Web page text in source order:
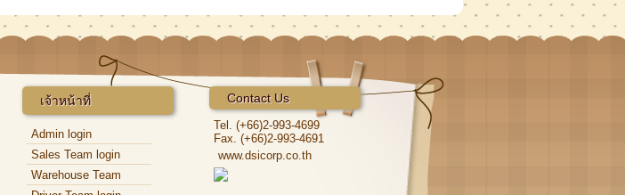
เจ้าหน้าที่
Admin login
Sales Team login
Warehouse Team
login
Contact Us
Tel. (+66)2-993-4699
Fax. (+66)2-993-4691
www.dsicorp.co.th